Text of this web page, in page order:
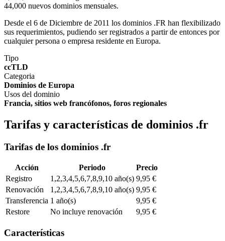
44,000 nuevos dominios mensuales.
Desde el 6 de Diciembre de 2011 los dominios .FR han flexibilizado
sus requerimientos, pudiendo ser registrados a partir de entonces por
cualquier persona o empresa residente en Europa.
Tipo
ccTLD
Categoria
Dominios de Europa
Usos del dominio
Francia, sitios web francófonos, foros regionales
Tarifas y características de dominios .fr
Tarifas de los dominios .fr
Acción Periodo
Precio
Registro
1,2,3,4,5,6,7,8,9,10 año(s) 9,95 €
Renovación
1,2,3,4,5,6,7,8,9,10 año(s) 9,95 €
Transferencia 1 año(s)
9,95 €
Restore
No incluye renovación 9,95 €
Características